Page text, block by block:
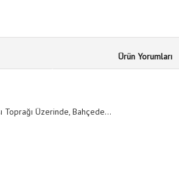
Ürün Yorumları
Toprağı Üzerinde, Bahçede...